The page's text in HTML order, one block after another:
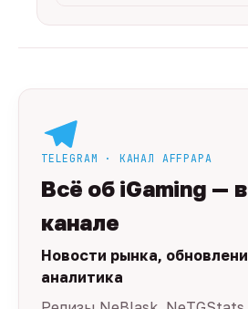
TELEGRAM · КАНАЛ AFFPAPA
Всё об iGaming —
канале
Новости рынка,
аналитика